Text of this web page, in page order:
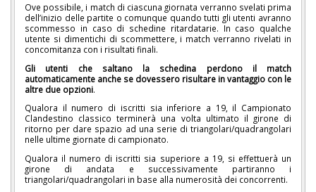
Ove possibile, i match di ciascuna giornata verranno svelati prima
dell’inizio delle partite o comunque quando tutti gli utenti avranno
scommesso in caso di schedine ritardatarie. In caso qualche
utente si dimentichi di scommettere, i match verranno rivelati in
concomitanza con i risultati finali.
Gli utenti che saltano la schedina perdono il match
automaticamente anche se dovessero risultare in vantaggio con le
altre due opzioni.
Qualora il numero di iscritti sia inferiore a 19, il Campionato
Clandestino classico terminerà una volta ultimato il girone di
ritorno per dare spazio ad una serie di triangolari/quadrangolari
nelle ultime giornate di campionato.
Qualora il numero di iscritti sia superiore a 19, si effettuerà un
girone di andata e successivamente partiranno i
triangolari/quadrangolari in base alla numerosità dei concorrenti.